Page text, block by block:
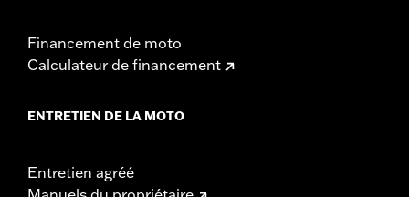
Financement de moto
Calculateur de financement
ENTRETIEN DE LA MOTO
Entretien agréé